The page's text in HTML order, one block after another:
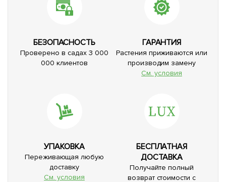
БЕЗОПАСНОСТЬ
Проверено в садах 3 000
000 клиентов
ГАРАНТИЯ
Растения приживаются или
производим замену
См. условия
УПАКОВКА
Переживающая любую
доставку
См. условия
БЕСПЛАТНАЯ
ДОСТАВКА
Получайте полный
возврат стоимости с